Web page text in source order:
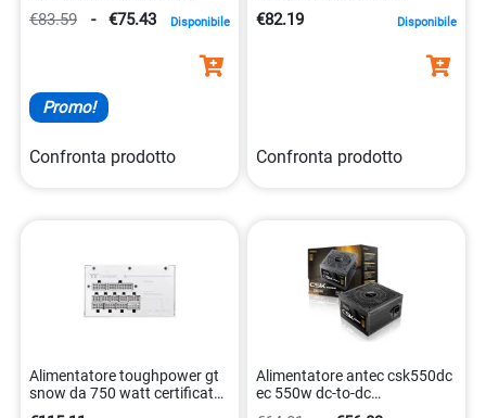
€83.59 - €75.43 Disponibile
Promo!
Confronta prodotto
€82.19 Disponibile
Confronta prodotto
Alimentatore toughpower gt
snow da 750 watt certificato
Alimentatore antec csk550dc
ec 550w dc-to-dc